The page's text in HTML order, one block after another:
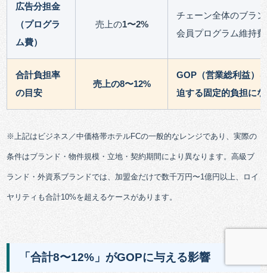
広告分担金
（プログラ
ム費）
売上の1〜2%
チェーン全体のブラ
会員プログラム維持
合計負担率
の目安
売上の8〜12%
GOP（営業総利益）
迫する固定的負担に
※上記はビジネス／中価格帯ホテルFCの一般的なレンジであり、実際の
条件はブランド・物件規模・立地・契約期間により異なります。高級ブ
ランド・外資系ブランドでは、加盟金だけで数千万円〜1億円以上、ロイ
ヤリティも合計10%を超えるケースがあります。
「合計8〜12%」がGOPに与える影響